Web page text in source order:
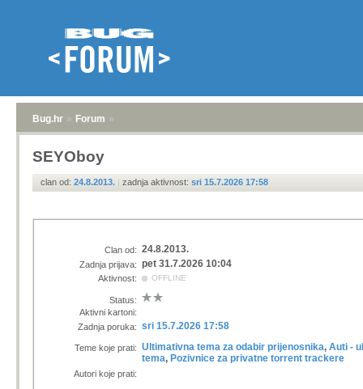
Bug.hr » Forum »
SEYOboy
clan od: 24.8.2013. | zadnja aktivnost: sri 15.7.2026 17:58
Clan od: 24.8.2013.
Zadnja prijava: pet 31.7.2026 10:04
Aktivnost: OFFLINE
Status:
Aktivni kartoni:
Zadnja poruka: sri 15.7.2026 17:58
Teme koje prati: Ultimativna tema za odabir prijenosnika, Auti -
tema, Pozivnice za privatne torrent trackere
Autori koje prati: